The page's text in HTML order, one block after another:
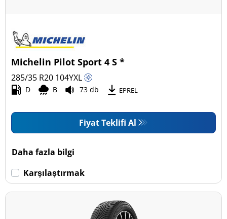
Michelin Pilot Sport 4 S *
285/35 R20 104YXL
D B 73 db EPREL
Fiyat Teklifi Al
Daha fazla bilgi
Karşılaştırmak